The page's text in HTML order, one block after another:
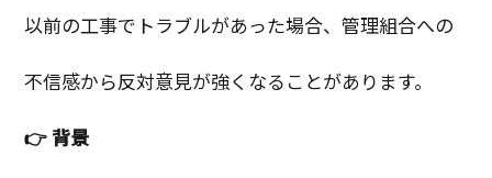
以前の工事でトラブルがあった場合、管理組合への
不信感から反対意見が強くなることがあります。
👉 背景